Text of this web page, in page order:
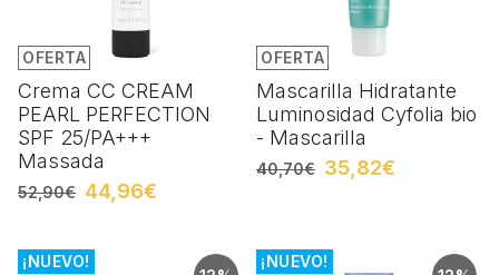
OFERTA
Crema CC CREAM
PEARL PERFECTION
SPF 25/PA+++
Massada
52,90€ 44,96€
OFERTA
Mascarilla Hidratante
Luminosidad Cyfolia bio
- Mascarilla
40,70€ 35,82€
¡NUEVO! ¡NUEVO!